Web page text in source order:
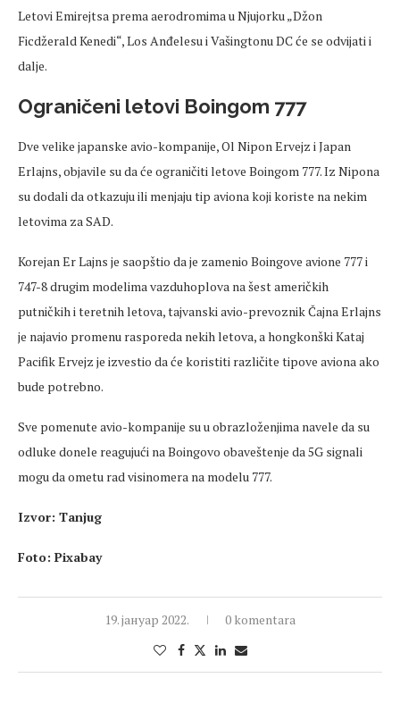
Letovi Emirejtsa prema aerodromima u Njujorku „Džon
Ficdžerald Kenedi“, Los Anđelesu i Vašingtonu DC će se odvijati i
dalje.
Ograničeni letovi Boingom 777
Dve velike japanske avio-kompanije, Ol Nipon Ervejz i Japan
Erlajns, objavile su da će ograničiti letove Boingom 777. Iz Nipona
su dodali da otkazuju ili menjaju tip aviona koji koriste na nekim
letovima za SAD.
Korejan Er Lajns je saopštio da je zamenio Boingove avione 777 i
747-8 drugim modelima vazduhoplova na šest američkih
putničkih i teretnih letova, tajvanski avio-prevoznik Čajna Erlajns
je najavio promenu rasporeda nekih letova, a hongkonški Kataj
Pacifik Ervejz je izvestio da će koristiti različite tipove aviona ako
bude potrebno.
Sve pomenute avio-kompanije su u obrazloženjima navele da su
odluke donele reagujući na Boingovo obaveštenje da 5G signali
mogu da ometu rad visinomera na modelu 777.
Izvor: Tanjug
Foto: Pixabay
19. јануар 2022. 0 komentara